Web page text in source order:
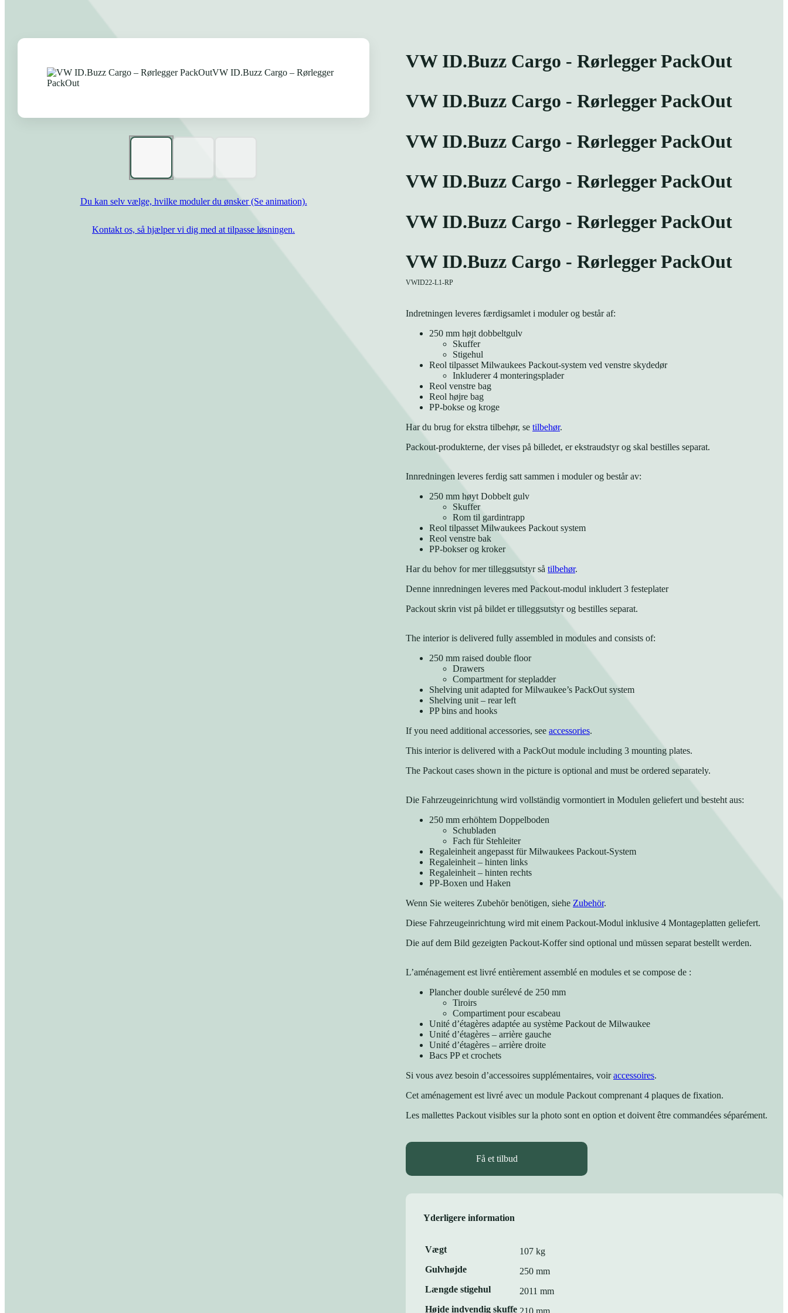
Du kan selv vælge, hvilke moduler du ønsker (Se animation).
Kontakt os, så hjælper vi dig med at tilpasse løsningen.
VW ID.Buzz Cargo - Rørlegger PackOut
VW ID.Buzz Cargo - Rørlegger PackOut
VW ID.Buzz Cargo - Rørlegger PackOut
VW ID.Buzz Cargo - Rørlegger PackOut
VW ID.Buzz Cargo - Rørlegger PackOut
VW ID.Buzz Cargo - Rørlegger PackOut
VWID22-L1-RP
Indretningen leveres færdigsamlet i moduler og består af:
250 mm højt dobbeltgulv
Skuffer
Stigehul
Reol tilpasset Milwaukees Packout-system ved venstre skydedør
Inkluderer 4 monteringsplader
Reol venstre bag
Reol højre bag
PP-bokse og kroge
Har du brug for ekstra tilbehør, se tilbehør.
Packout-produkterne, der vises på billedet, er ekstraudstyr og skal bestilles separat.
Innredningen leveres ferdig satt sammen i moduler og består av:
250 mm høyt Dobbelt gulv
Skuffer
Rom til gardintrapp
Reol tilpasset Milwaukees Packout system
Reol venstre bak
PP-bokser og kroker
Har du behov for mer tilleggsutstyr så tilbehør.
Denne innredningen leveres med Packout-modul inkludert 3 festeplater
Packout skrin vist på bildet er tilleggsutstyr og bestilles separat.
The interior is delivered fully assembled in modules and consists of:
250 mm raised double floor
Drawers
Compartment for stepladder
Shelving unit adapted for Milwaukee’s PackOut system
Shelving unit – rear left
PP bins and hooks
If you need additional accessories, see accessories.
This interior is delivered with a PackOut module including 3 mounting plates.
The Packout cases shown in the picture is optional and must be ordered separately.
Die Fahrzeugeinrichtung wird vollständig vormontiert in Modulen geliefert und besteht aus:
250 mm erhöhtem Doppelboden
Schubladen
Fach für Stehleiter
Regaleinheit angepasst für Milwaukees Packout-System
Regaleinheit – hinten links
Regaleinheit – hinten rechts
PP-Boxen und Haken
Wenn Sie weiteres Zubehör benötigen, siehe Zubehör.
Diese Fahrzeugeinrichtung wird mit einem Packout-Modul inklusive 4 Montageplatten geliefert.
Die auf dem Bild gezeigten Packout-Koffer sind optional und müssen separat bestellt werden.
L’aménagement est livré entièrement assemblé en modules et se compose de :
Plancher double surélevé de 250 mm
Tiroirs
Compartiment pour escabeau
Unité d’étagères adaptée au système Packout de Milwaukee
Unité d’étagères – arrière gauche
Unité d’étagères – arrière droite
Bacs PP et crochets
Si vous avez besoin d’accessoires supplémentaires, voiraccessoires.
Cet aménagement est livré avec un module Packout comprenant 4 plaques de fixation.
Les mallettes Packout visibles sur la photo sont en option et doivent être commandées séparément.
Få et tilbud
Yderligere information
Vægt
107 kg
Gulvhøjde
250 mm
Længde stigehul
2011 mm
Højde indvendig skuffe